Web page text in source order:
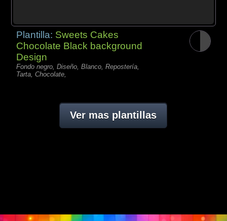
Plantilla: Sweets Cakes
Chocolate Black background
Design
Fondo negro, Diseño, Blanco, Repostería,
Tarta, Chocolate,
Ver mas plantillas